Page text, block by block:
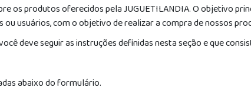
produtos oferecidos pela JUGUETILANDIA. O objetivo
usuários, com o objetivo de realizar a compra de nossos
deve seguir as instruções definidas nesta seção e que
abaixo do formulário.